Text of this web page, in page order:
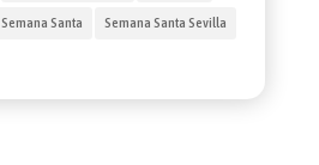
Semana Santa Semana Santa Sevilla